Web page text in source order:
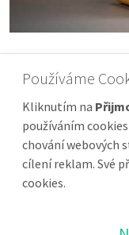
Používáme
Kliknutím na
používáním
chování webových
cílení reklam. Své
cookies.